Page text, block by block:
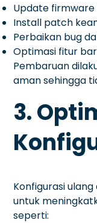
Update firmware
Install patch
Perbaikan bug
Optimasi fitur
Pembaruan
aman sehingga
3.
Konfigurasi
untuk
seperti: